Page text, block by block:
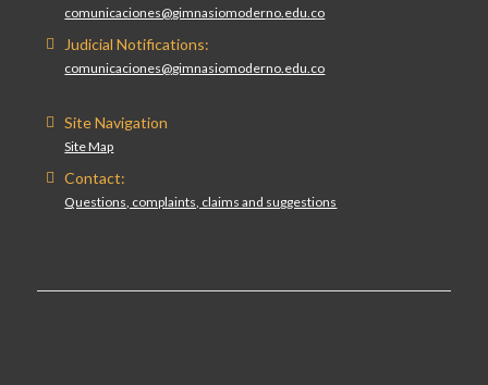
comunicaciones@gimnasiomoderno.edu.co
Judicial Notifications:
comunicaciones@gimnasiomoderno.edu.co
Site Navigation
Site Map
Contact:
Questions, complaints, claims and suggestions